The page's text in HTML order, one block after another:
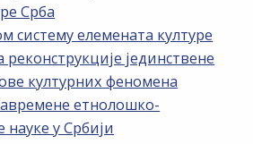
Срба
систему елемената културе
јединствене
културних феномена
етнолошко-
у Србији